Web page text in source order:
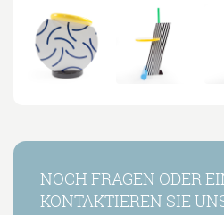
NOCH FRAGEN ODER
KONTAKTIEREN SIE